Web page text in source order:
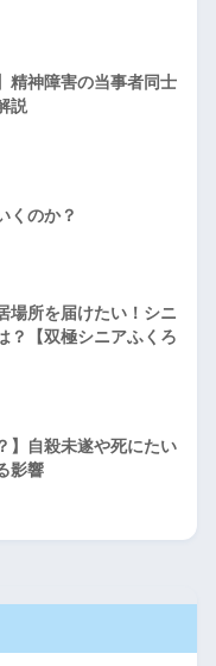
精神障害の当事者同士
説
くのか？
場所を届けたい！シニ
？【双極シニアふくろ
】自殺未遂や死にたい
影響